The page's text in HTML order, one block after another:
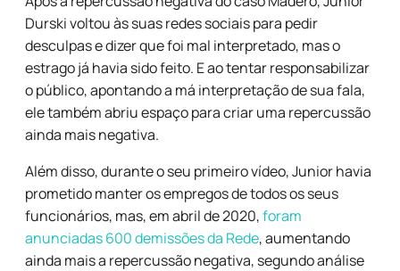
Durski voltou às suas redes sociais para pedir
desculpas e dizer que foi mal interpretado, mas o
estrago já havia sido feito. E ao tentar responsabilizar
o público, apontando a má interpretação de sua fala,
ele também abriu espaço para criar uma repercussão
ainda mais negativa.
Além disso, durante o seu primeiro vídeo, Junior havia
prometido manter os empregos de todos os seus
funcionários, mas, em abril de 2020,foram
anunciadas 600 demissões da Rede, aumentando
ainda mais a repercussão negativa, segundo análise